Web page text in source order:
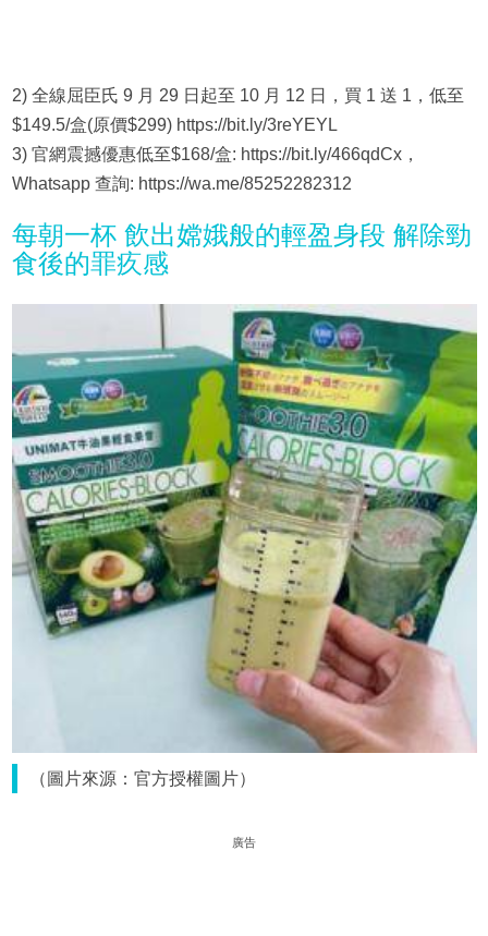
2) 全線屈臣氏 9 月 29 日起至 10 月 12 日，買 1 送 1，低至
$149.5/盒(原價$299) https://bit.ly/3reYEYL
3) 官網震撼優惠低至$168/盒: https://bit.ly/466qdCx，
Whatsapp 查詢: https://wa.me/85252282312
每朝一杯 飲出嫦娥般的輕盈身段 解除勁
食後的罪疚感
（圖片來源：官方授權圖片）
廣告